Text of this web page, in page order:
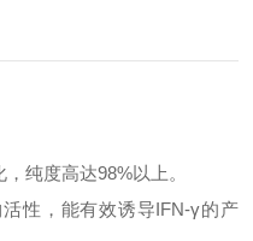
纯度高达98%以上。
性，能有效诱导IFN-γ的产